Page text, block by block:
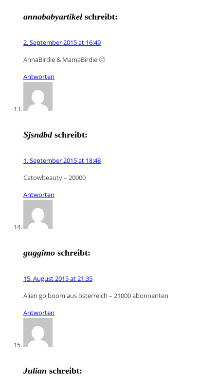
annababyartikel schreibt:
2. September 2015 at 16:49
AnnaBirdie & MamaBirdie 🙂
Antworten
Sjsndbd schreibt:
1. September 2015 at 18:48
Catowbeauty – 20000
Antworten
guggimo schreibt:
15. August 2015 at 21:35
Alien go boom aus österreich – 21000 abonnenten
Antworten
Julian schreibt: